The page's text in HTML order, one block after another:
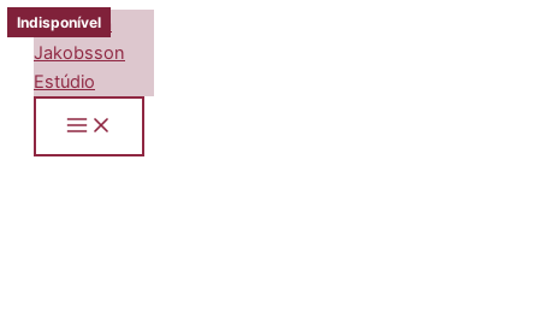
Ir
para
Indisponível
Indisponível